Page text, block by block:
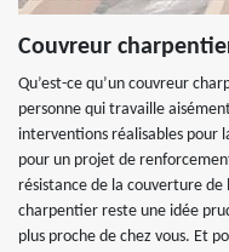
Couvreur
Qu’est-ce qu’un couvreur
personne qui travaille
interventions réalisables pour
pour un projet de
résistance de la couverture
charpentier reste une idée
plus proche de chez vous. Et